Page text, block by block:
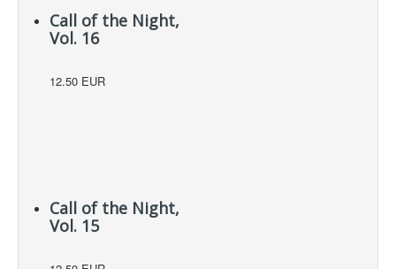
Call of the Night,
Vol. 16
12.50 EUR
Call of the Night,
Vol. 15